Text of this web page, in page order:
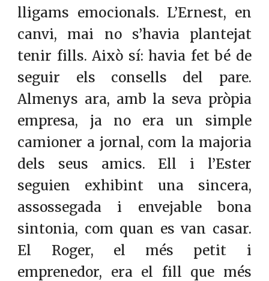
lligams emocionals. L’Ernest, en
canvi, mai no s’havia plantejat
tenir fills. Això sí: havia fet bé de
seguir els consells del pare.
Almenys ara, amb la seva pròpia
empresa, ja no era un simple
camioner a jornal, com la majoria
dels seus amics. Ell i l’Ester
seguien exhibint una sincera,
assossegada i envejable bona
sintonia, com quan es van casar.
El Roger, el més petit i
emprenedor, era el fill que més